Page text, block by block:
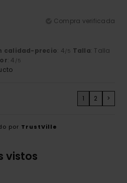
Compra verificada
calidad-precio: 4/5 Talla: Talla
: 4 /5
1 2 >
por TrustVille
vistos